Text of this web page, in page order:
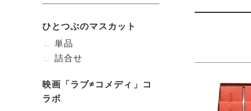
ひとつぶのマスカット
単品
詰合せ
映画「ラブ≠コメディ」コ
ラボ